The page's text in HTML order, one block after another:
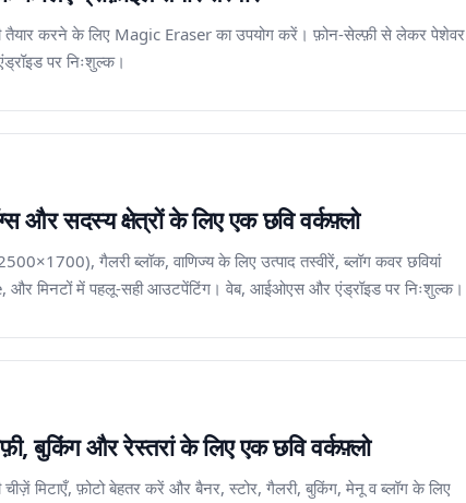
तैयार करने के लिए Magic Eraser का उपयोग करें। फ़ोन-सेल्फ़ी से लेकर पेशेवर
पर निःशुल्क।
और सदस्य क्षेत्रों के लिए एक छवि वर्कफ़्लो
गैलरी ब्लॉक, वाणिज्य के लिए उत्पाद तस्वीरें, ब्लॉग कवर छवियां
मिनटों में पहलू-सही आउटपेंटिंग। वेब, आईओएस और एंड्रॉइड पर निःशुल्क।
बुकिंग और रेस्तरां के लिए एक छवि वर्कफ़्लो
मिटाएँ, फ़ोटो बेहतर करें और बैनर, स्टोर, गैलरी, बुकिंग, मेनू व ब्लॉग के लिए